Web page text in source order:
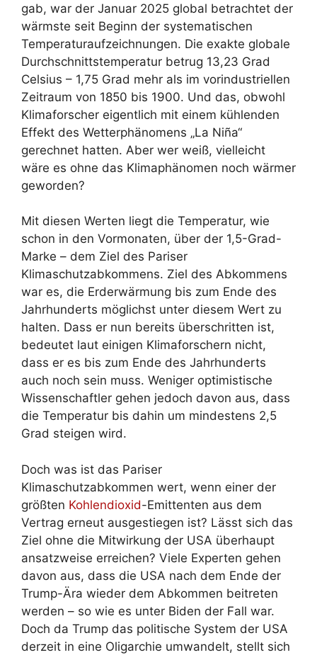
gab, war der Januar 2025 global betrachtet der
wärmste seit Beginn der systematischen
Temperaturaufzeichnungen. Die exakte globale
Durchschnittstemperatur betrug 13,23 Grad
Celsius – 1,75 Grad mehr als im vorindustriellen
Zeitraum von 1850 bis 1900. Und das, obwohl
Klimaforscher eigentlich mit einem kühlenden
Effekt des Wetterphänomens „La Niña“
gerechnet hatten. Aber wer weiß, vielleicht
wäre es ohne das Klimaphänomen noch wärmer
geworden?
Mit diesen Werten liegt die Temperatur, wie
schon in den Vormonaten, über der 1,5-Grad-
Marke – dem Ziel des Pariser
Klimaschutzabkommens. Ziel des Abkommens
war es, die Erderwärmung bis zum Ende des
Jahrhunderts möglichst unter diesem Wert zu
halten. Dass er nun bereits überschritten ist,
bedeutet laut einigen Klimaforschern nicht,
dass er es bis zum Ende des Jahrhunderts
auch noch sein muss. Weniger optimistische
Wissenschaftler gehen jedoch davon aus, dass
die Temperatur bis dahin um mindestens 2,5
Grad steigen wird.
Doch was ist das Pariser
Klimaschutzabkommen wert, wenn einer der
größten Kohlendioxid-Emittenten aus dem
Vertrag erneut ausgestiegen ist? Lässt sich das
Ziel ohne die Mitwirkung der USA überhaupt
ansatzweise erreichen? Viele Experten gehen
davon aus, dass die USA nach dem Ende der
Trump-Ära wieder dem Abkommen beitreten
werden – so wie es unter Biden der Fall war.
Doch da Trump das politische System der USA
derzeit in eine Oligarchie umwandelt, stellt sich